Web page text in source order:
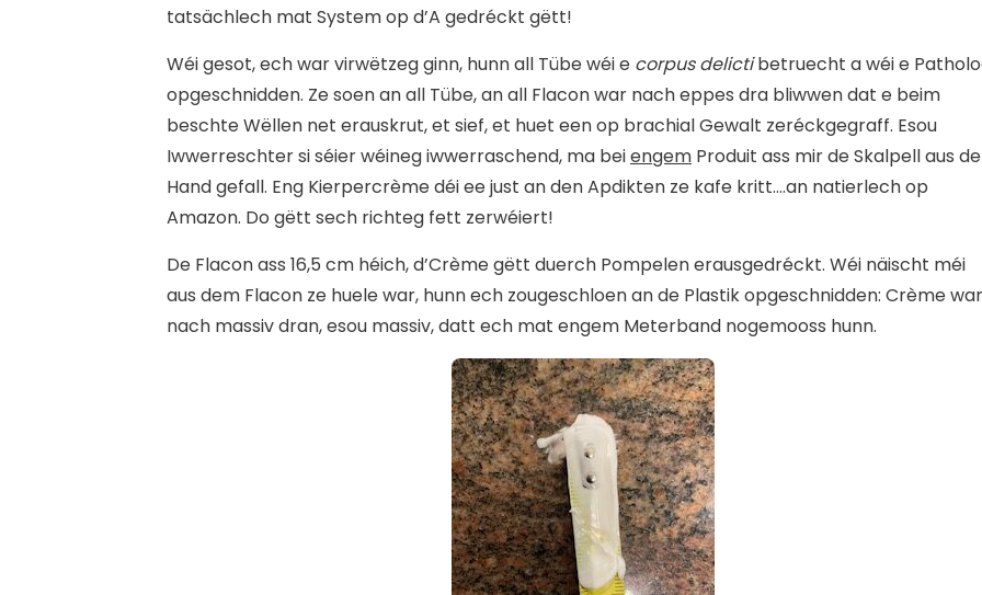
tatsächlech mat System op d’A gedréckt gëtt!
Wéi gesot, ech war virwëtzeg ginn, hunn all Tübe wéi e corpus delictibetruecht a wéi e
opgeschnidden. Ze soen an all Tübe, an all Flacon war nach eppes dra bliwwen dat e beim
beschte Wëllen net erauskrut, et sief, et huet een op brachial Gewalt zeréckgegraff. Esou
Iwwerreschter si séier wéineg iwwerraschend, ma beiengem Produit ass mir de Skalpell aus
Hand gefall. Eng Kierpercrème déi ee just an den Apdikten ze kafe kritt….an natierlech op
Amazon. Do gëtt sech richteg fett zerwéiert!
De Flacon ass 16,5 cm héich, d’Crème gëtt duerch Pompelen erausgedréckt. Wéi näischt méi
aus dem Flacon ze huele war, hunn ech zougeschloen an de Plastik opgeschnidden: Crème war
nach massiv dran, esou massiv, datt ech mat engem Meterband nogemooss hunn.